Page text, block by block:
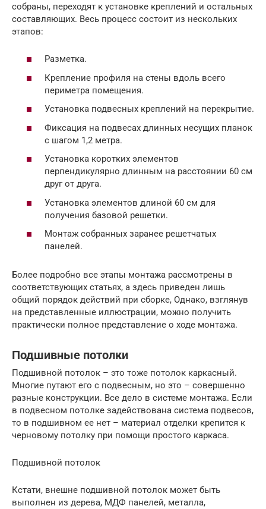
собраны, переходят к установке креплений и остальных
составляющих. Весь процесс состоит из нескольких
этапов:
Разметка.
Крепление профиля на стены вдоль всего
периметра помещения.
Установка подвесных креплений на перекрытие.
Фиксация на подвесах длинных несущих планок
с шагом 1,2 метра.
Установка коротких элементов
перпендикулярно длинным на расстоянии 60 см
друг от друга.
Установка элементов длиной 60 см для
получения базовой решетки.
Монтаж собранных заранее решетчатых
панелей.
Более подробно все этапы монтажа рассмотрены в
соответствующих статьях, а здесь приведен лишь
общий порядок действий при сборке, Однако, взглянув
на представленные иллюстрации, можно получить
практически полное представление о ходе монтажа.
Подшивные потолки
Подшивной потолок – это тоже потолок каркасный.
Многие путают его с подвесным, но это – совершенно
разные конструкции. Все дело в системе монтажа. Если
в подвесном потолке задействована система подвесов,
то в подшивном ее нет – материал отделки крепится к
черновому потолку при помощи простого каркаса.
Подшивной потолок
Кстати, внешне подшивной потолок может быть
выполнен из дерева, МДФ панелей, металла,